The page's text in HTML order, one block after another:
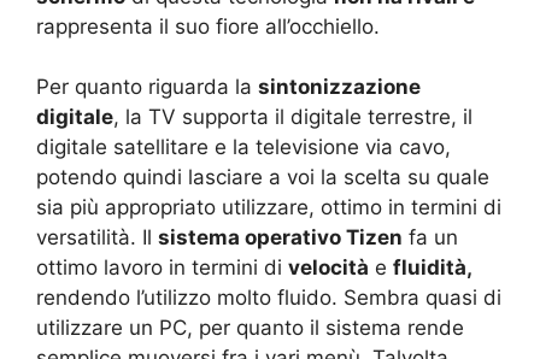
rappresenta il suo fiore all’occhiello.
Per quanto riguarda la sintonizzazione
digitale, la TV supporta il digitale terrestre, il
digitale satellitare e la televisione via cavo,
potendo quindi lasciare a voi la scelta su quale
sia più appropriato utilizzare, ottimo in termini di
versatilità. Il sistema operativo Tizen fa un
ottimo lavoro in termini di velocità e fluidità,
rendendo l’utilizzo molto fluido. Sembra quasi di
utilizzare un PC, per quanto il sistema rende